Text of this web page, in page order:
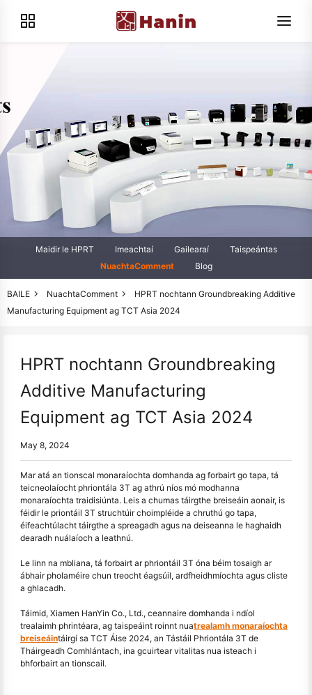
Maidir le HPRT Imeachtaí Gailearaí
Taispeántas
NuachtaComment
Blog
BAILE NuachtaComment
HPRT nochtann Groundbreaking Additive
Manufacturing Equipment ag TCT Asia 2024
HPRT nochtann Groundbreaking
Additive Manufacturing
Equipment ag TCT Asia 2024
May 8, 2024
Mar atá an tionscal monaraíochta domhanda ag forbairt go tapa, tá
teicneolaíocht phriontála 3T ag athrú níos mó modhanna
monaraíochta traidisiúnta. Leis a chumas táirgthe breiseáin aonair, is
féidir le priontáil 3T struchtúir choimpléide a chruthú go tapa,
éifeachtúlacht táirgthe a spreagadh agus na deiseanna le haghaidh
dearadh nuálaíoch a leathnú.
Le linn na mbliana, tá forbairt ar phriontáil 3T óna béim tosaigh ar
ábhair pholaméire chun treocht éagsúil, ardfheidhmíochta agus cliste
a ghlacadh.
Táimid, Xiamen HanYin Co., Ltd., ceannaire domhanda i ndíol
trealaimh phrintéara, ag taispeáint roinnt nuatrealamh monaraíochta
breiseáintáirgí sa TCT Áise 2024, an Tástáil Phriontála 3T de
Tháirgeadh Comhlántach, ina gcuirtear vitalitas nua isteach i
bhforbairt an tionscail.